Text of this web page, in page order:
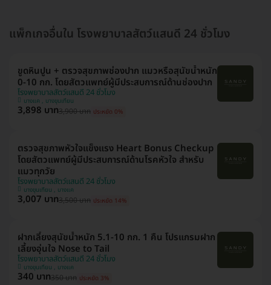
แพ็กเกจอื่นใน โรงพยาบาลสัตว์แสนดี 24 ชั่วโมง
ขูดหินปูน + ตรวจสุขภาพช่องปาก แมวหรือสุนัขน้ำหนัก
0-10 กก. โดยสัตวแพทย์ผู้มีประสบการณ์ด้านช่องปาก
โรงพยาบาลสัตว์แสนดี 24 ชั่วโมง
บางแค , บางขุนเทียน
3,898 บาท3,900 บาท ประหยัด 0%
ตรวจสุขภาพหัวใจแข็งแรง Heart Bonus Checkup
โดยสัตวแพทย์ผู้มีประสบการณ์ด้านโรคหัวใจ สำหรับ
แมวทุกวัย
โรงพยาบาลสัตว์แสนดี 24 ชั่วโมง
บางขุนเทียน , บางแค
3,007 บาท3,500 บาท ประหยัด 14%
ฝากเลี้ยงสุนัขน้ำหนัก 5.1-10 กก. 1 คืน โปรแกรมฝาก
เลี้ยงอุ่นใจ Nose to Tail
โรงพยาบาลสัตว์แสนดี 24 ชั่วโมง
บางขุนเทียน , บางแค
340 บาท350 บาท ประหยัด 3%